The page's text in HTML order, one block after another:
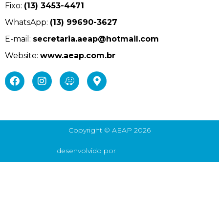
Fixo: (13) 3453-4471
WhatsApp: (13) 99690-3627
E-mail: secretaria.aeap@hotmail.com
Website: www.aeap.com.br
Copyright © AEAP 2026
desenvolvido por